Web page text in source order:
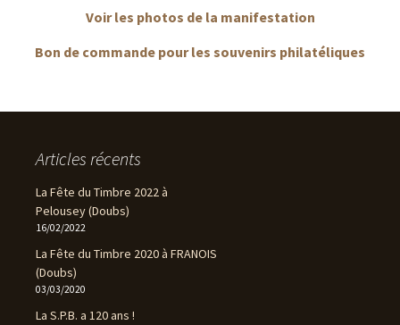
Voir les photos de la manifestation
Bon de commande pour les souvenirs philatéliques
Articles récents
La Fête du Timbre 2022 à
Pelousey (Doubs)
16/02/2022
La Fête du Timbre 2020 à FRANOIS
(Doubs)
03/03/2020
La S.P.B. a 120 ans !